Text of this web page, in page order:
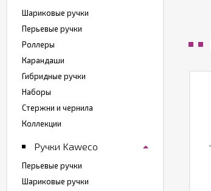
Шариковые ручки
Перьевые ручки
Роллеры
Карандаши
Гибридные ручки
Наборы
Стержни и чернила
Коллекции
Ручки Kaweco
Перьевые ручки
Шариковые ручки